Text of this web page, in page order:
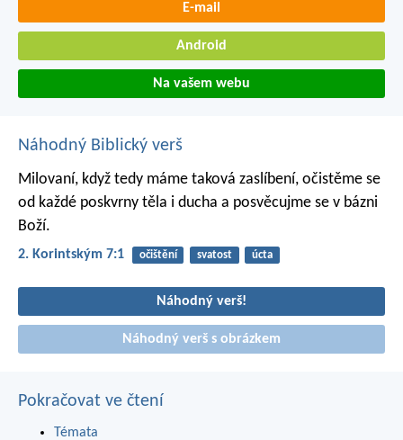
E-mail
Android
Na vašem webu
Náhodný Biblický verš
Milovaní, když tedy máme taková zaslíbení, očistěme se
od každé poskvrny těla i ducha a posvěcujme se v bázni
Boží.
2. Korintským 7:1 očištění svatost úcta
Náhodný verš!
Náhodný verš s obrázkem
Pokračovat ve čtení
Témata